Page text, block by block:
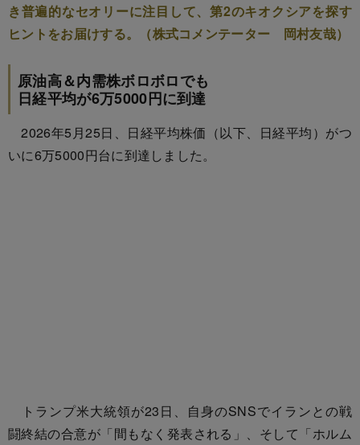
き普遍的なセオリーに注目して、第2のキオクシアを探す
ヒントをお届けする。（株式コメンテーター 岡村友哉）
原油高＆内需株ボロボロでも
日経平均が6万5000円に到達
2026年5月25日、日経平均株価（以下、日経平均）がつ
いに6万5000円台に到達しました。
トランプ米大統領が23日、自身のSNSでイランとの戦
闘終結の合意が「間もなく発表される」、そして「ホルム